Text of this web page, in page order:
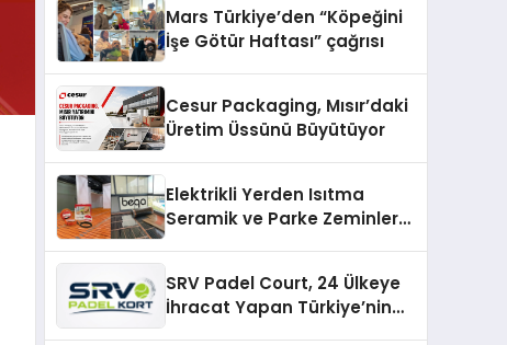
Mars Türkiye’den “Köpeğini
İşe Götür Haftası” çağrısı
Cesur Packaging, Mısır’daki
Üretim Üssünü Büyütüyor
Elektrikli Yerden Isıtma
Seramik ve Parke Zeminler
SRV Padel Court, 24 Ülkeye
İhracat Yapan Türkiye’nin